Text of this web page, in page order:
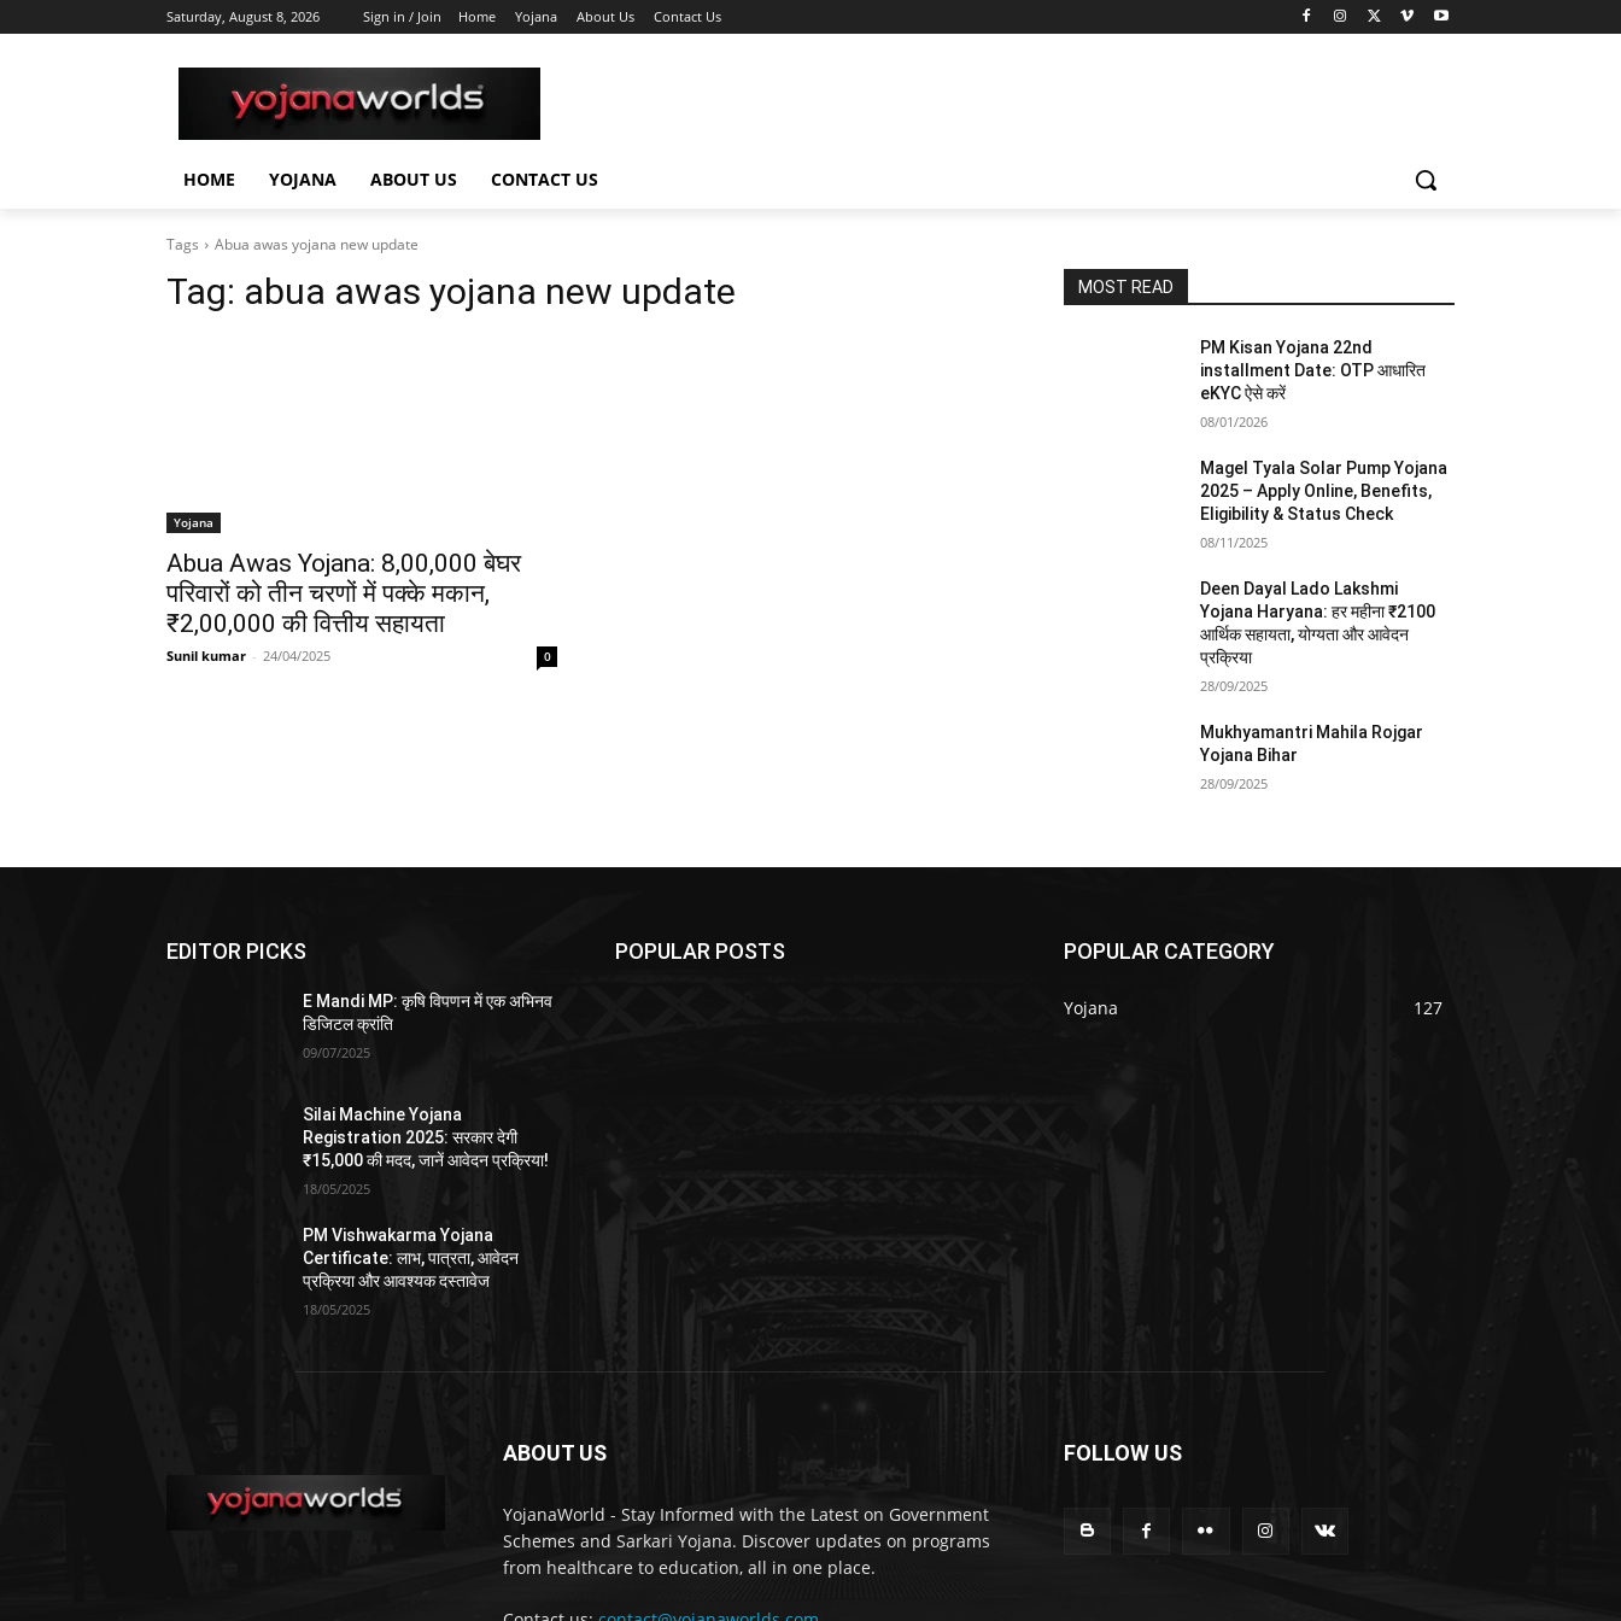
Saturday, August 8, 2026 Sign in / Join Home Yojana About Us Contact Us
HOME YOJANA ABOUT US CONTACT US
Tags Abua awas yojana new update
Tag: abua awas yojana new update
Yojana
Abua Awas Yojana: 8,00,000 बेघर
परिवारों को तीन चरणों में पक्के मकान,
₹2,00,000 की वित्तीय सहायता
Sunil kumar - 24/04/2025 0
MOST READ
PM Kisan Yojana 22nd
installment Date: OTP आधारित
eKYC ऐसे करें
08/01/2026
Magel Tyala Solar Pump Yojana
2025 – Apply Online, Benefits,
Eligibility & Status Check
08/11/2025
Deen Dayal Lado Lakshmi
Yojana Haryana: हर महीना ₹2100
आर्थिक सहायता, योग्यता और आवेदन
प्रक्रिया
28/09/2025
Mukhyamantri Mahila Rojgar
Yojana Bihar
28/09/2025
EDITOR PICKS
E Mandi MP: कृषि विपणन में एक अभिनव
डिजिटल क्रांति
09/07/2025
Silai Machine Yojana
Registration 2025: सरकार देगी
₹15,000 की मदद, जानें आवेदन प्रक्रिया!
18/05/2025
PM Vishwakarma Yojana
Certificate: लाभ, पात्रता, आवेदन
प्रक्रिया और आवश्यक दस्तावेज
18/05/2025
POPULAR POSTS POPULAR CATEGORY
Yojana 127
ABOUT US
YojanaWorld - Stay Informed with the Latest on Government
Schemes and Sarkari Yojana. Discover updates on programs
from healthcare to education, all in one place.
FOLLOW US